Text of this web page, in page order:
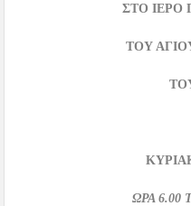
ΣΤΟ ΙΕΡΟ
ΤΟΥ
ΩΡΑ 6.00